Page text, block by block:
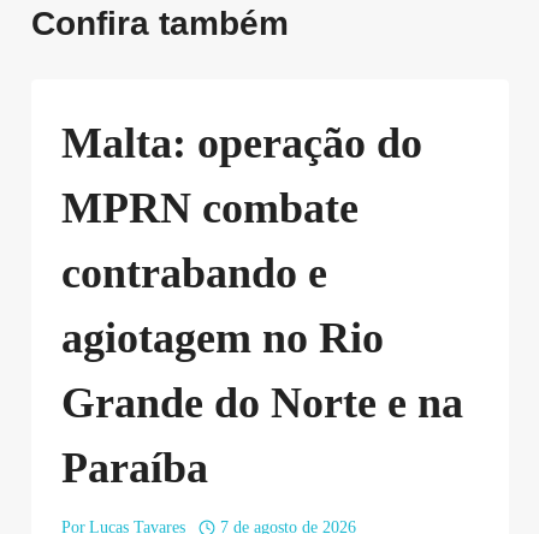
Confira também
Malta: operação do
MPRN combate
contrabando e
agiotagem no Rio
Grande do Norte e na
Paraíba
Por Lucas Tavares 7 de agosto de 2026